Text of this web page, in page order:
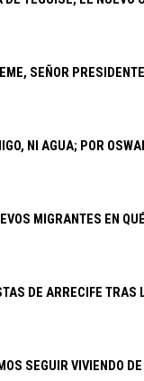
SEÑOR
NI AGUA; POR
MIGRANTES EN
DE ARRECIFE TRAS
SEGUIR VIVIENDO